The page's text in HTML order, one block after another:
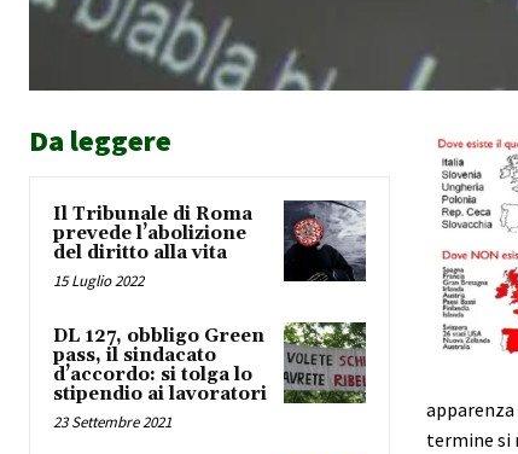
Da leggere
Il Tribunale di Roma
prevede l’abolizione
del diritto alla vita
15 Luglio 2022
DL 127, obbligo Green
pass, il sindacato
d’accordo: si tolga lo
stipendio ai lavoratori
23 Settembre 2021
termine si